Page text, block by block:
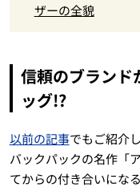
ザーの全貌
信頼のブランド
ッグ!?
以前の記事でもご紹介
バックパックの名作「
てからの付き合いにな